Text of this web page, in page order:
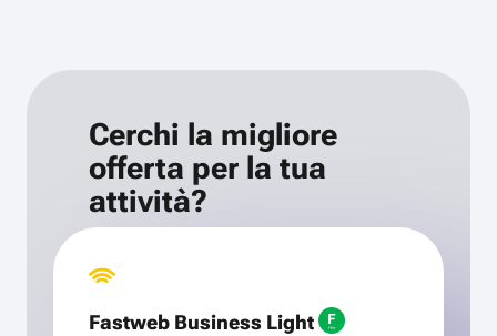
Cerchi la migliore
offerta per la tua
attività?
Fastweb Business Light